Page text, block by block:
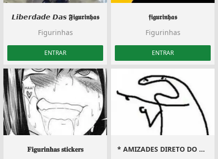
𝙇𝙞𝙗𝙚𝙧𝙙𝙖𝙙𝙚 𝘿𝙖𝙨 𝕱𝖎𝖌𝖚𝖗𝖎𝖓𝖍𝖆𝖘
Figurinhas
ENTRAR
𝖋𝖎𝖌𝖚𝖗𝖎𝖓𝖍𝖆𝖘
Figurinhas
ENTRAR
𝐅𝐢𝐠𝐮𝐫𝐢𝐧𝐡𝐚𝐬 𝐬𝐭𝐢𝐜𝐤𝐞𝐫𝐬
* AMIZADES DIRETO DO HOSPÍCIO